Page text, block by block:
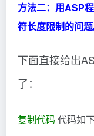
方法二：用ASP
符长度限制的问
下面直接给出
了：
复制代码 代码如